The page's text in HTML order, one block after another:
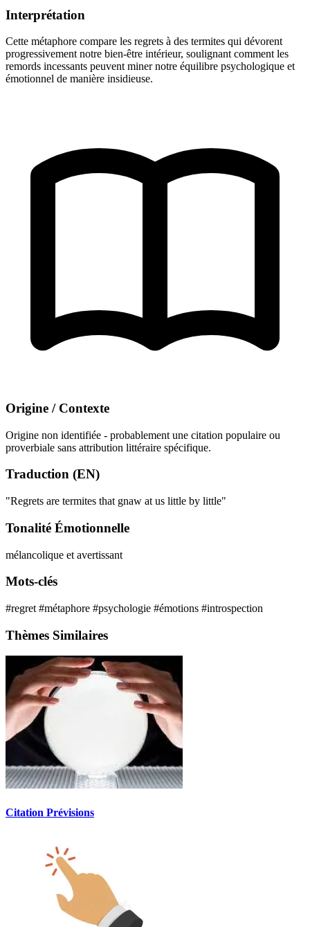
Interprétation
Cette métaphore compare les regrets à des termites qui dévorent
progressivement notre bien-être intérieur, soulignant comment les
remords incessants peuvent miner notre équilibre psychologique et
émotionnel de manière insidieuse.
Origine / Contexte
Origine non identifiée - probablement une citation populaire ou
proverbiale sans attribution littéraire spécifique.
Traduction (EN)
"Regrets are termites that gnaw at us little by little"
Tonalité Émotionnelle
mélancolique et avertissant
Mots-clés
#regret #métaphore #psychologie #émotions #introspection
Thèmes Similaires
Citation Prévisions